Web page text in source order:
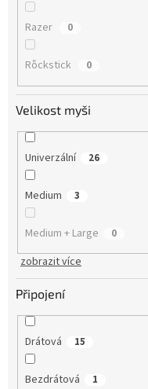
Razer 0
Rὅckstick 0
Velikost myši
Univerzální 26
Medium 3
Medium + Large 0
zobrazit více
Připojení
Drátová 15
Bezdrátová 1